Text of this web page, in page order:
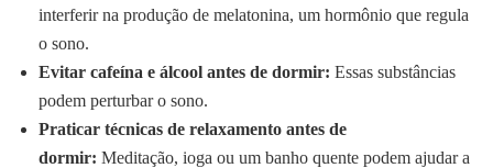
interferir na produção de melatonina, um hormônio que regula
o sono.
Evitar cafeína e álcool antes de dormir: Essas substâncias
podem perturbar o sono.
Praticar técnicas de relaxamento antes de
dormir: Meditação, ioga ou um banho quente podem ajudar a